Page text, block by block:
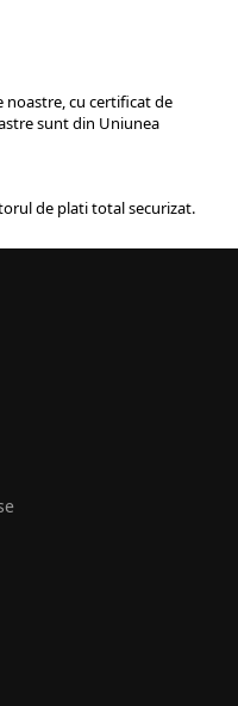
noastre, cu certificat de
sunt din Uniunea
de plati total securizat.